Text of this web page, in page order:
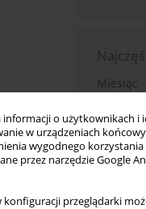
informacji o użytkownikach i
w urządzeniach
wygodnego
przez narzędzie Google
przeglądarki
Miesiąc
leków
leki